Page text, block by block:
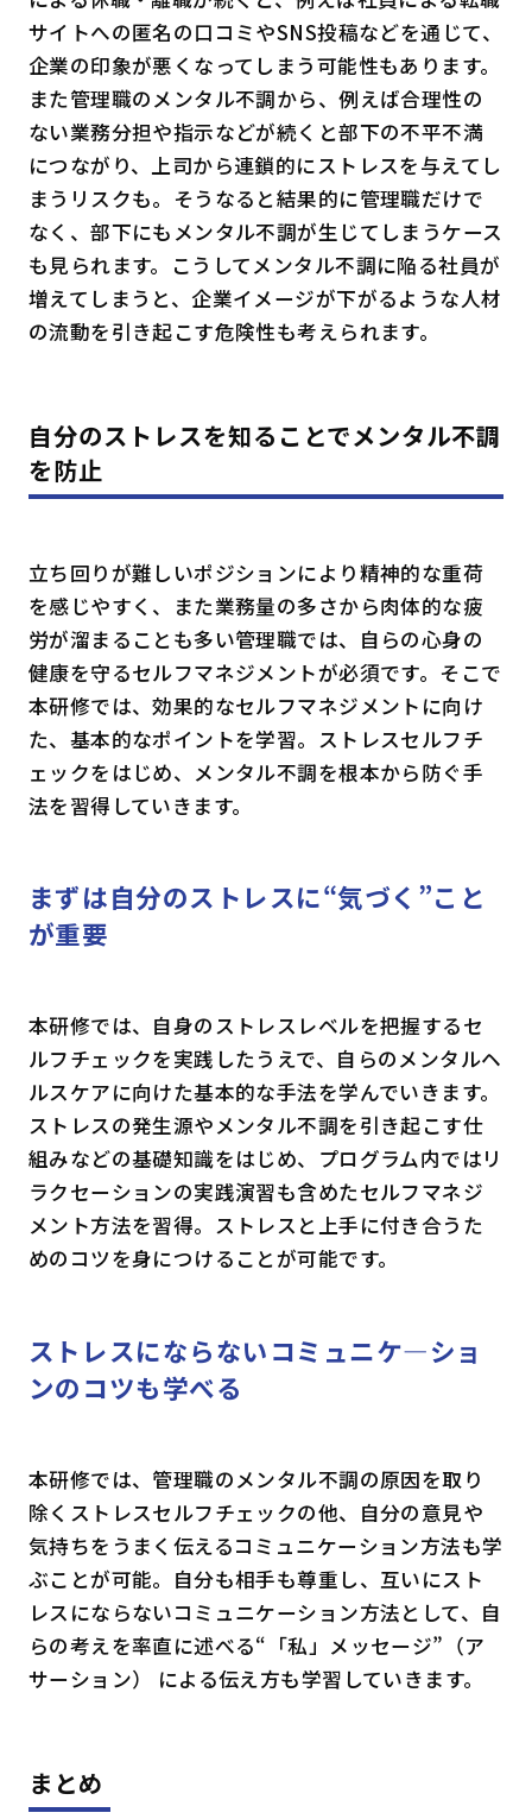
サイトへの匿名の口コミやSNS投稿などを通じて、
企業の印象が悪くなってしまう可能性もあります。
また管理職のメンタル不調から、例えば合理性の
ない業務分担や指示などが続くと部下の不平不満
につながり、上司から連鎖的にストレスを与えてし
まうリスクも。そうなると結果的に管理職だけで
なく、部下にもメンタル不調が生じてしまうケース
も見られます。こうしてメンタル不調に陥る社員が
増えてしまうと、企業イメージが下がるような人材
の流動を引き起こす危険性も考えられます。
自分のストレスを知ることでメンタル不調
を防止
立ち回りが難しいポジションにより精神的な重荷
を感じやすく、また業務量の多さから肉体的な疲
労が溜まることも多い管理職では、自らの心身の
健康を守るセルフマネジメントが必須です。そこで
本研修では、効果的なセルフマネジメントに向け
た、基本的なポイントを学習。ストレスセルフチ
ェックをはじめ、メンタル不調を根本から防ぐ手
法を習得していきます。
まずは自分のストレスに“気づく”こと
が重要
本研修では、自身のストレスレベルを把握するセ
ルフチェックを実践したうえで、自らのメンタルヘ
ルスケアに向けた基本的な手法を学んでいきます。
ストレスの発生源やメンタル不調を引き起こす仕
組みなどの基礎知識をはじめ、プログラム内ではリ
ラクセーションの実践演習も含めたセルフマネジ
メント方法を習得。ストレスと上手に付き合うた
めのコツを身につけることが可能です。
ストレスにならないコミュニケ―ショ
ンのコツも学べる
本研修では、管理職のメンタル不調の原因を取り
除くストレスセルフチェックの他、自分の意見や
気持ちをうまく伝えるコミュニケーション方法も学
ぶことが可能。自分も相手も尊重し、互いにスト
レスにならないコミュニケーション方法として、自
らの考えを率直に述べる“「私」メッセージ”（ア
サーション） による伝え方も学習していきます。
まとめ